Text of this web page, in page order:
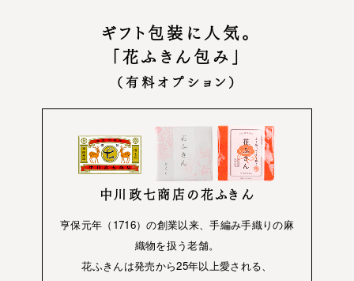
ギフト包装に人気。
「花ふきん包み」
（有料オプション）
中川政七商店の花ふきん
亨保元年（1716）の創業以来、手編み手織りの麻
織物を扱う老舗。
花ふきんは発売から25年以上愛される、